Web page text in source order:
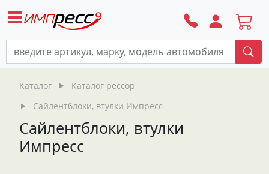
Каталог
Каталог рессор
Сайлентблоки, втулки Импресс
Сайлентблоки, втулки
Импресс